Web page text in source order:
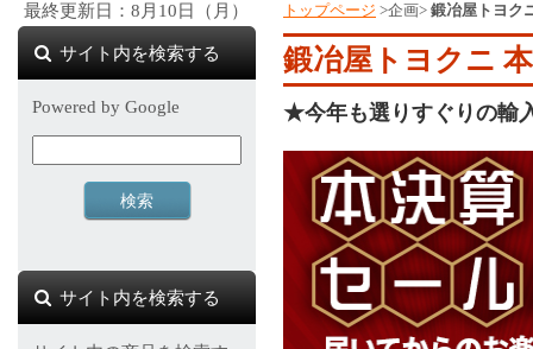
トップページ >企画> 鍛冶屋トヨク
鍛冶屋トヨクニ
★今年も選りすぐりの輸
最終更新日：8月10日（月）
サイト内を検索する
Powered by Google
サイト内を検索する